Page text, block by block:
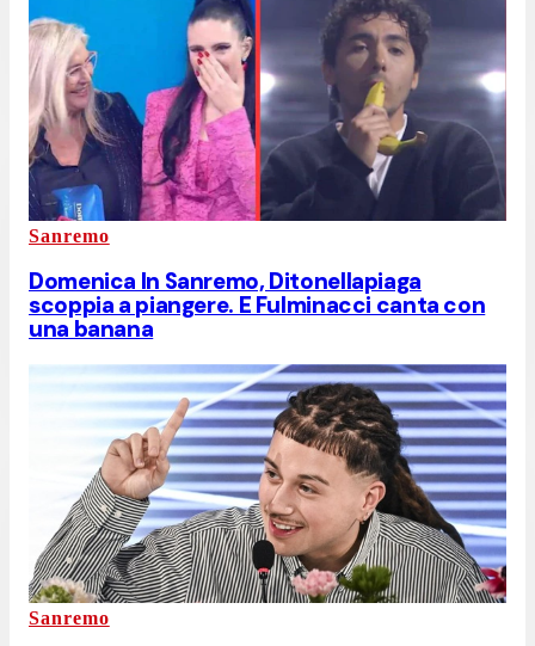
Sanremo
Domenica In Sanremo, Ditonellapiaga
scoppia a piangere. E Fulminacci canta con
una banana
Sanremo